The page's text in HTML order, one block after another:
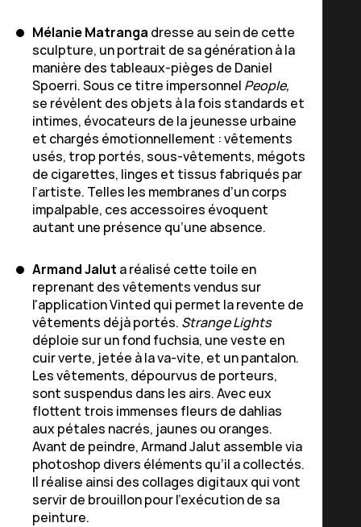
Mélanie Matranga dresse au sein de cette
sculpture, un portrait de sa génération à la
manière des tableaux-pièges de Daniel
Spoerri. Sous ce titre impersonnel People,
se révèlent des objets à la fois standards et
intimes, évocateurs de la jeunesse urbaine
et chargés émotionnellement : vêtements
usés, trop portés, sous-vêtements, mégots
de cigarettes, linges et tissus fabriqués par
l’artiste. Telles les membranes d’un corps
impalpable, ces accessoires évoquent
autant une présence qu’une absence.
Armand Jalut a réalisé cette toile en
reprenant des vêtements vendus sur
l'application Vinted qui permet la revente de
vêtements déjà portés. Strange Lights
déploie sur un fond fuchsia, une veste en
cuir verte, jetée à la va-vite, et un pantalon.
Les vêtements, dépourvus de porteurs,
sont suspendus dans les airs. Avec eux
flottent trois immenses fleurs de dahlias
aux pétales nacrés, jaunes ou oranges.
Avant de peindre, Armand Jalut assemble via
photoshop divers éléments qu’il a collectés.
Il réalise ainsi des collages digitaux qui vont
servir de brouillon pour l’exécution de sa
peinture.